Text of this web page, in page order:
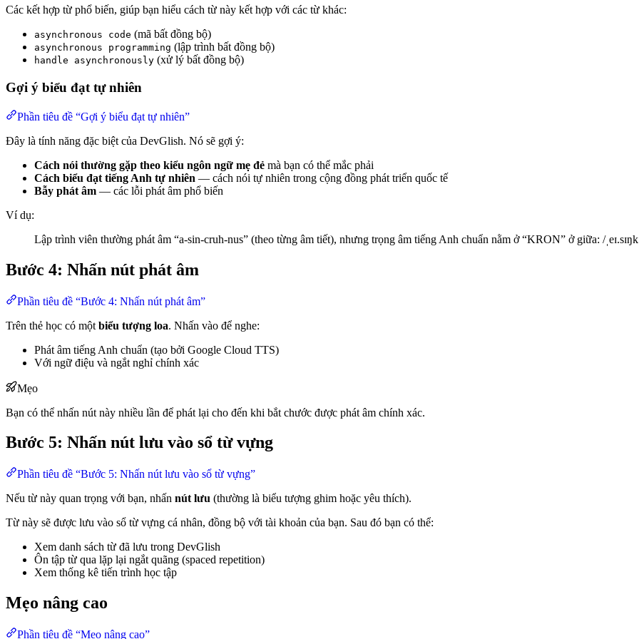
Các kết hợp từ phổ biến, giúp bạn hiểu cách từ này kết hợp với các từ khác:
asynchronous code (mã bất đồng bộ)
asynchronous programming (lập trình bất đồng bộ)
handle asynchronously (xử lý bất đồng bộ)
Gợi ý biểu đạt tự nhiên
Phần tiêu đề “Gợi ý biểu đạt tự nhiên”
Đây là tính năng đặc biệt của DevGlish. Nó sẽ gợi ý:
Cách nói thường gặp theo kiểu ngôn ngữ mẹ đẻ mà bạn có thể mắc phải
Cách biểu đạt tiếng Anh tự nhiên — cách nói tự nhiên trong cộng đồng phát triển quốc tế
Bẫy phát âm — các lỗi phát âm phổ biến
Ví dụ:
Lập trình viên thường phát âm “a-sin-cruh-nus” (theo từng âm tiết), nhưng trọng âm tiếng Anh chuẩn nằm ở “KRON” ở giữa: /
Bước 4: Nhấn nút phát âm
Phần tiêu đề “Bước 4: Nhấn nút phát âm”
Trên thẻ học có một biểu tượng loa. Nhấn vào để nghe:
Phát âm tiếng Anh chuẩn (tạo bởi Google Cloud TTS)
Với ngữ điệu và ngắt nghỉ chính xác
Mẹo
Bạn có thể nhấn nút này nhiều lần để phát lại cho đến khi bắt chước được phát âm chính xác.
Bước 5: Nhấn nút lưu vào sổ từ vựng
Phần tiêu đề “Bước 5: Nhấn nút lưu vào sổ từ vựng”
Nếu từ này quan trọng với bạn, nhấn nút lưu (thường là biểu tượng ghim hoặc yêu thích).
Từ này sẽ được lưu vào sổ từ vựng cá nhân, đồng bộ với tài khoản của bạn. Sau đó bạn có thể:
Xem danh sách từ đã lưu trong DevGlish
Ôn tập từ qua lặp lại ngắt quãng (spaced repetition)
Xem thống kê tiến trình học tập
Mẹo nâng cao
Phần tiêu đề “Mẹo nâng cao”